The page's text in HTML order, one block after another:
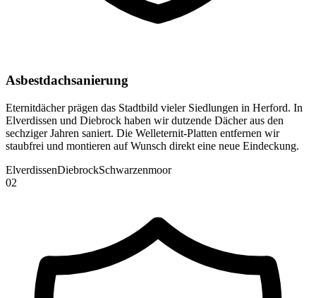
Asbestdachsanierung
Eternitdächer prägen das Stadtbild vieler Siedlungen in Herford. In
Elverdissen und Diebrock haben wir dutzende Dächer aus den
sechziger Jahren saniert. Die Welleternit-Platten entfernen wir
staubfrei und montieren auf Wunsch direkt eine neue Eindeckung.
ElverdissenDiebrockSchwarzenmoor
02